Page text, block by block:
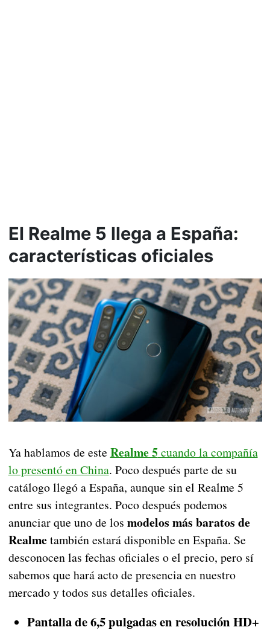
El Realme 5 llega a España:
características oficiales
Ya hablamos de este Realme 5cuando la compañía
lo presentó en China. Poco después parte de su
catálogo llegó a España, aunque sin el Realme 5
entre sus integrantes. Poco después podemos
anunciar que uno de los modelos más baratos de
Realmetambién estará disponible en España. Se
desconocen las fechas oficiales o el precio, pero sí
sabemos que hará acto de presencia en nuestro
mercado y todos sus detalles oficiales.
Pantalla de 6,5 pulgadas en resolución HD+